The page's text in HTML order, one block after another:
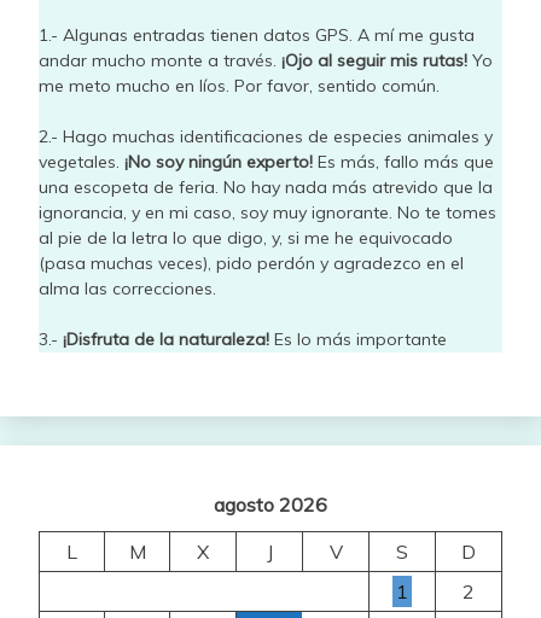
1.- Algunas entradas tienen datos GPS. A mí me gusta
andar mucho monte a través. ¡Ojo al seguir mis rutas! Yo
me meto mucho en líos. Por favor, sentido común.
2.- Hago muchas identificaciones de especies animales y
vegetales. ¡No soy ningún experto! Es más, fallo más que
una escopeta de feria. No hay nada más atrevido que la
ignorancia, y en mi caso, soy muy ignorante. No te tomes
al pie de la letra lo que digo, y, si me he equivocado
(pasa muchas veces), pido perdón y agradezco en el
alma las correcciones.
3.- ¡Disfruta de la naturaleza! Es lo más importante
agosto 2026
L
M X J V S
D
1
2